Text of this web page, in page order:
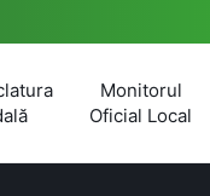
Monitorul
Oficial Local